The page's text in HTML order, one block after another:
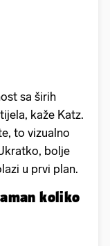
sa širih
kaže Katz.
to vizualno
bolje
u prvi plan.
koliko